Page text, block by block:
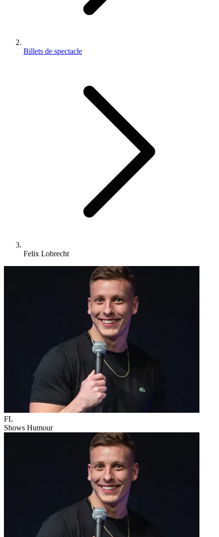
Billets de spectacle
Felix Lobrecht
FL
Shows Humour